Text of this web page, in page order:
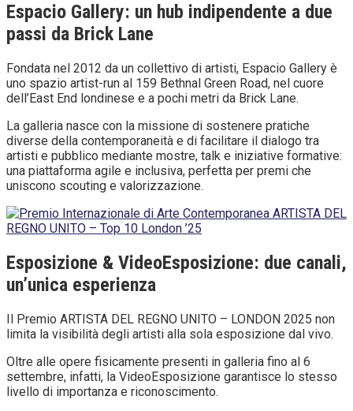
Espacio Gallery: un hub indipendente a due
passi da Brick Lane
Fondata nel 2012 da un collettivo di artisti, Espacio Gallery è
uno spazio artist-run al 159 Bethnal Green Road, nel cuore
dell’East End londinese e a pochi metri da Brick Lane.
La galleria nasce con la missione di sostenere pratiche
diverse della contemporaneità e di facilitare il dialogo tra
artisti e pubblico mediante mostre, talk e iniziative formative:
una piattaforma agile e inclusiva, perfetta per premi che
uniscono scouting e valorizzazione.
Esposizione & VideoEsposizione: due canali,
un’unica esperienza
Il Premio ARTISTA DEL REGNO UNITO – LONDON 2025 non
limita la visibilità degli artisti alla sola esposizione dal vivo.
Oltre alle opere fisicamente presenti in galleria fino al 6
settembre, infatti, la VideoEsposizione garantisce lo stesso
livello di importanza e riconoscimento.